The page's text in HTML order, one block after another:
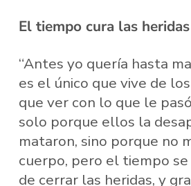
El tiempo cura las heridas
“Antes yo quería hasta
es el único que vive de
que ver con lo que le
solo porque ellos la
mataron, sino porque no
cuerpo, pero el tiempo
de cerrar las heridas, y